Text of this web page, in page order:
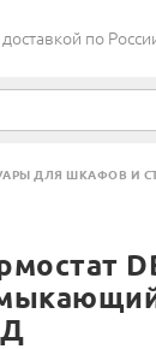
по
ДЛЯ ШКАФОВ И